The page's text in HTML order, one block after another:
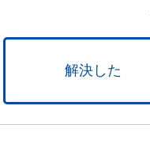
解決した